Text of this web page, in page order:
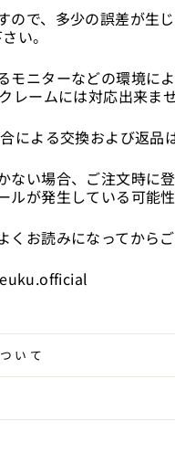
で、多少の誤差が生
い。
ニターなどの環境に
レームには対応出来ま
による交換および返品
ない場合、ご注文時に
が発生している可能性
くお読みになってから
いて